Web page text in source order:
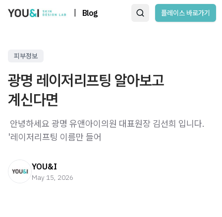
Blog 플레이스 바로가기
피부정보
광명 레이저리프팅 알아보고
계신다면
​ 안녕하세요 광명 유앤아이의원 대표원장 김선희 입니다. ​ ​
'레이저리프팅 이름만 들어
YOU&I
May 15, 2026